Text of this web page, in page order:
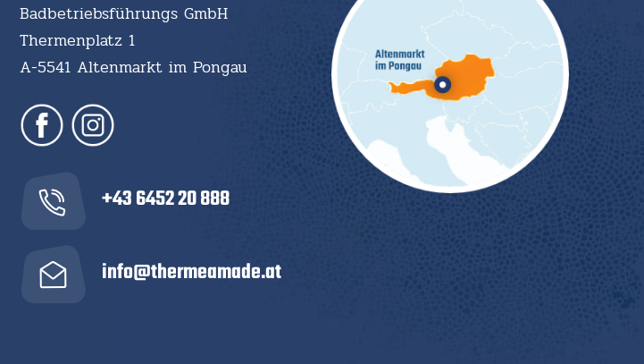
Badbetriebsführungs GmbH
Thermenplatz 1
A-5541 Altenmarkt im Pongau
+43 6452 20 888
info@thermeamade.at